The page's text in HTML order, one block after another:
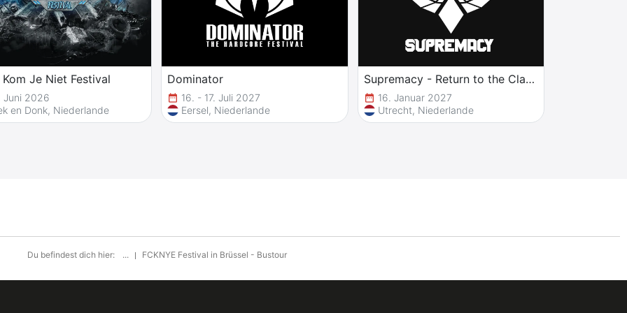
Kom Je Niet Festival
Juni 2026
en Donk, Niederlande
Dominator
date_range 16. - 17. Juli 2027
Eersel, Niederlande
Supremacy - Return to the Classics
date_range 16. Januar 2027
Utrecht, Niederlande
Du befindest dich hier: ... FCKNYE Festival in Brüssel - Bustour